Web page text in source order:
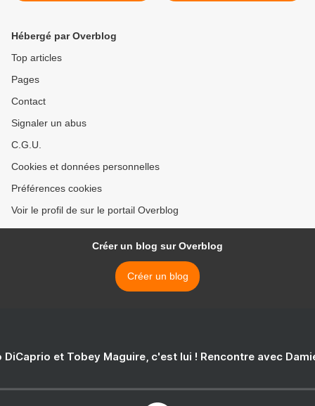
Hébergé par Overblog
Top articles
Pages
Contact
Signaler un abus
C.G.U.
Cookies et données personnelles
Préférences cookies
Voir le profil de sur le portail Overblog
Créer un blog sur Overblog
Créer un blog
DiCaprio et Tobey Maguire, c'est lui ! Rencontre avec